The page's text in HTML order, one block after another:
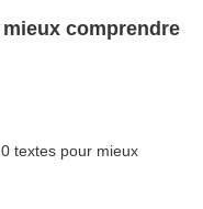
mieux comprendre